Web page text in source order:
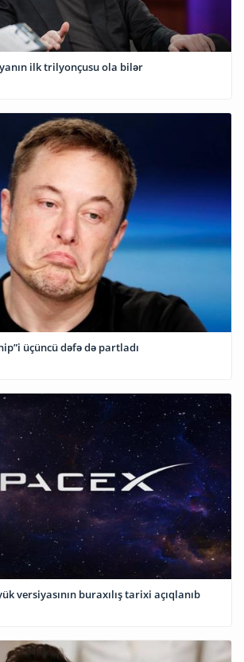
ilk trilyonçusu ola bilər
üçüncü dəfə də partladı
versiyasının buraxılış tarixi açıqlanıb